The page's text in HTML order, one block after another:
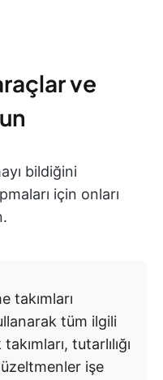
ve
bildiğini
için onları
takımları
tüm ilgili
tutarlılığı
işe